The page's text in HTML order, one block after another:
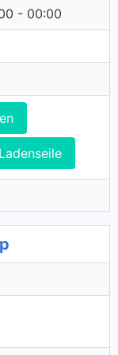
- 00:00
Ladenseile